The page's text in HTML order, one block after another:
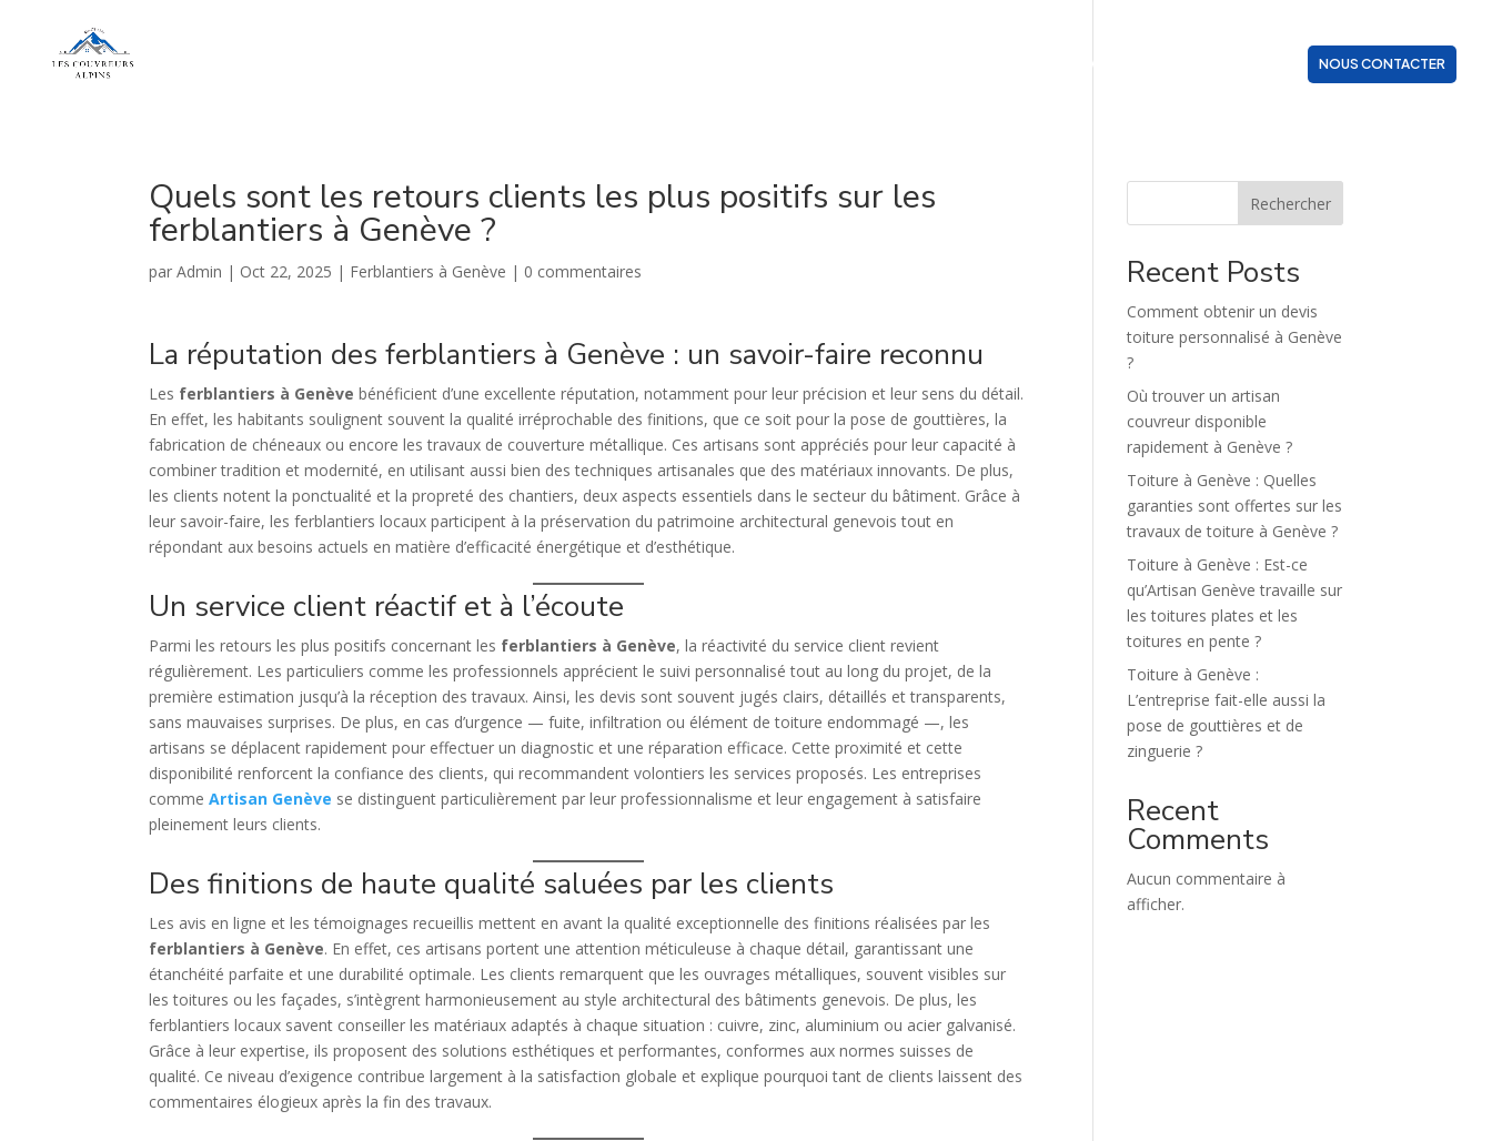
ZONES D’INTERVENTION NOUS CONTACTER
Quels sont les retours clients les plus positifs sur les
ferblantiers à Genève ?
parAdmin | Oct 22, 2025 | Ferblantiers à Genève | 0 commentaires
La réputation des ferblantiers à Genève : un savoir-faire reconnu
Les ferblantiers à Genève bénéficient d’une excellente réputation, notamment pour leur précision et leur sens du détail.
En effet, les habitants soulignent souvent la qualité irréprochable des finitions, que ce soit pour la pose de gouttières, la
fabrication de chéneaux ou encore les travaux de couverture métallique. Ces artisans sont appréciés pour leur capacité à
combiner tradition et modernité, en utilisant aussi bien des techniques artisanales que des matériaux innovants. De plus,
les clients notent la ponctualité et la propreté des chantiers, deux aspects essentiels dans le secteur du bâtiment. Grâce à
leur savoir-faire, les ferblantiers locaux participent à la préservation du patrimoine architectural genevois tout en
répondant aux besoins actuels en matière d’efficacité énergétique et d’esthétique.
Un service client réactif et à l’écoute
Parmi les retours les plus positifs concernant les ferblantiers à Genève, la réactivité du service client revient
régulièrement. Les particuliers comme les professionnels apprécient le suivi personnalisé tout au long du projet, de la
première estimation jusqu’à la réception des travaux. Ainsi, les devis sont souvent jugés clairs, détaillés et transparents,
sans mauvaises surprises. De plus, en cas d’urgence — fuite, infiltration ou élément de toiture endommagé —, les
artisans se déplacent rapidement pour effectuer un diagnostic et une réparation efficace. Cette proximité et cette
disponibilité renforcent la confiance des clients, qui recommandent volontiers les services proposés. Les entreprises
commeArtisan Genève se distinguent particulièrement par leur professionnalisme et leur engagement à satisfaire
pleinement leurs clients.
Des finitions de haute qualité saluées par les clients
Les avis en ligne et les témoignages recueillis mettent en avant la qualité exceptionnelle des finitions réalisées par les
ferblantiers à Genève. En effet, ces artisans portent une attention méticuleuse à chaque détail, garantissant une
étanchéité parfaite et une durabilité optimale. Les clients remarquent que les ouvrages métalliques, souvent visibles sur
les toitures ou les façades, s’intègrent harmonieusement au style architectural des bâtiments genevois. De plus, les
ferblantiers locaux savent conseiller les matériaux adaptés à chaque situation : cuivre, zinc, aluminium ou acier galvanisé.
Grâce à leur expertise, ils proposent des solutions esthétiques et performantes, conformes aux normes suisses de
qualité. Ce niveau d’exigence contribue largement à la satisfaction globale et explique pourquoi tant de clients laissent des
commentaires élogieux après la fin des travaux.
Rechercher
Recent Posts
Comment obtenir un devis
toiture personnalisé à Genève
?
Où trouver un artisan
couvreur disponible
rapidement à Genève ?
Toiture à Genève : Quelles
garanties sont offertes sur les
travaux de toiture à Genève ?
Toiture à Genève : Est-ce
qu’Artisan Genève travaille sur
les toitures plates et les
toitures en pente ?
Toiture à Genève :
L’entreprise fait-elle aussi la
pose de gouttières et de
zinguerie ?
Recent
Comments
Aucun commentaire à
afficher.